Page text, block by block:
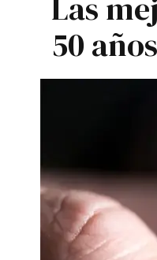
Las
50